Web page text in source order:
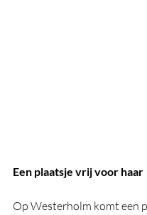
Een plaatsje vrij voor haar
Op Westerholm komt een